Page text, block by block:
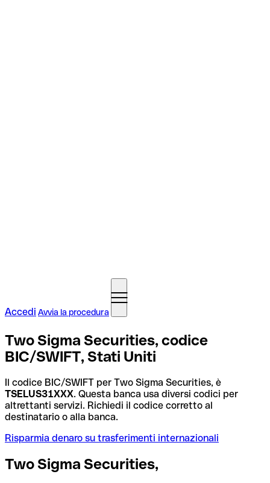
Accedi Avvia la procedura
Two Sigma Securities, codice
BIC/SWIFT, Stati Uniti
Il codice BIC/SWIFT per Two Sigma Securities, è
TSELUS31XXX. Questa banca usa diversi codici per
altrettanti servizi. Richiedi il codice corretto al
destinatario o alla banca.
Risparmia denaro su trasferimenti internazionali
Two Sigma Securities,